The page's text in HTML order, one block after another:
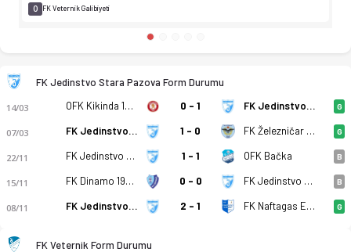
0 FK Veternik Galibiyeti
FK Jedinstvo Stara Pazova Form Durumu
14/03 OFK Kikinda 1909 0 - 1 FK Jedinstvo Stara Pazova G
07/03 FK Jedinstvo Stara Pazova 1 - 0 FK Železničar Pančevo G
22/11 FK Jedinstvo Stara Pazova 1 - 1 OFK Bačka B
15/11 FK Dinamo 1945 Pancevo 0 - 0 FK Jedinstvo Stara Pazova B
08/11 FK Jedinstvo Stara Pazova 2 - 1 FK Naftagas Elemir G
FK Veternik Form Durumu